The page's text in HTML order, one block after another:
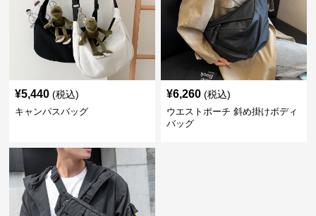
¥5,440 (税込)
キャンパスバッグ
¥6,260 (税込)
ウエストポーチ 斜め掛けボディ
バッグ